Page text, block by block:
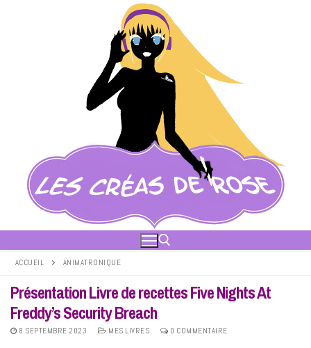
Rechercher :
ACCUEIL ANIMATRONIQUE
Présentation Livre de recettes Five Nights At
Freddy’s Security Breach
8 SEPTEMBRE 2023 MES LIVRES 0 COMMENTAIRE